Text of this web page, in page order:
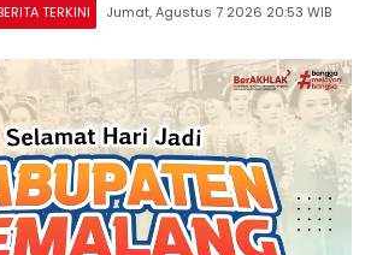
TERKINI Jumat, Agustus 7 2026 20:53 WIB